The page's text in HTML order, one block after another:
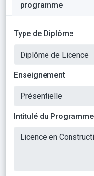
programme
Type de Diplôme
Enseignement
Intitulé du Programme